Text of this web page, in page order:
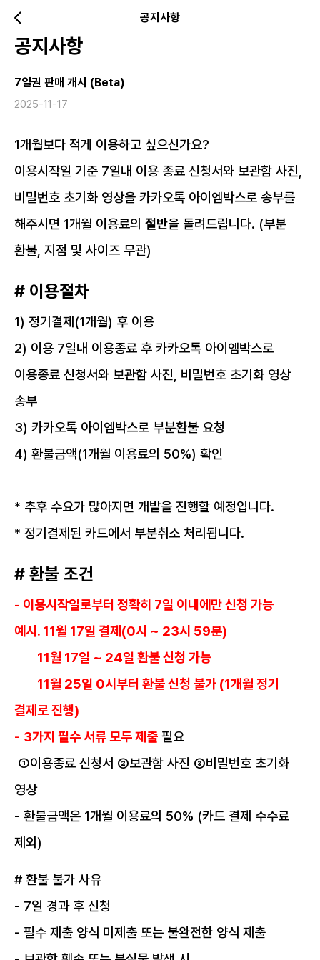
공지사항
공지사항
7일권 판매 개시 (Beta)
2025-11-17
1개월보다 적게 이용하고 싶으신가요?
이용시작일 기준 7일내 이용 종료 신청서와 보관함 사진,
비밀번호 초기화 영상을 카카오톡 아이엠박스로 송부를
해주시면 1개월 이용료의 절반을 돌려드립니다. (부분
환불, 지점 및 사이즈 무관)
# 이용절차
1) 정기결제(1개월) 후 이용
2) 이용 7일내 이용종료 후 카카오톡 아이엠박스로
이용종료 신청서와 보관함 사진, 비밀번호 초기화 영상
송부
3) 카카오톡 아이엠박스로 부분환불 요청
4) 환불금액(1개월 이용료의 50%) 확인
* 추후 수요가 많아지면 개발을 진행할 예정입니다.
* 정기결제된 카드에서 부분취소 처리됩니다.
# 환불 조건
- 이용시작일로부터 정확히 7일 이내에만 신청 가능
예시. 11월 17일 결제(0시 ~ 23시 59분)
11월 17일 ~ 24일 환불 신청 가능
11월 25일 0시부터 환불 신청 불가 (1개월 정기
결제로 진행)
- 3가지 필수 서류 모두 제출 필요
①이용종료 신청서 ②보관함 사진 ③비밀번호 초기화
영상
- 환불금액은 1개월 이용료의 50% (카드 결제 수수료
제외)
# 환불 불가 사유
- 7일 경과 후 신청
- 필수 제출 양식 미제출 또는 불완전한 양식 제출